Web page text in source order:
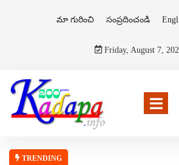
మా గురించి సంప్రదించండి
Friday, August 7,
TRENDING